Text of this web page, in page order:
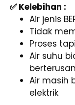
✅ Kelebihan :
Air jenis
Tidak
Proses
Air suhu
berterusan
Air masih
elektrik